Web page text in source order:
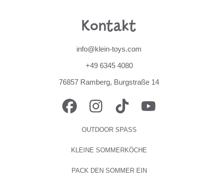
Kontakt
info@klein-toys.com
+49 6345 4080
76857 Ramberg, Burgstraße 14
FACEBOOKINSTAGRAMTIKTOK
OUTDOOR SPASS
KLEINE SOMMERKÖCHE
PACK DEN SOMMER EIN